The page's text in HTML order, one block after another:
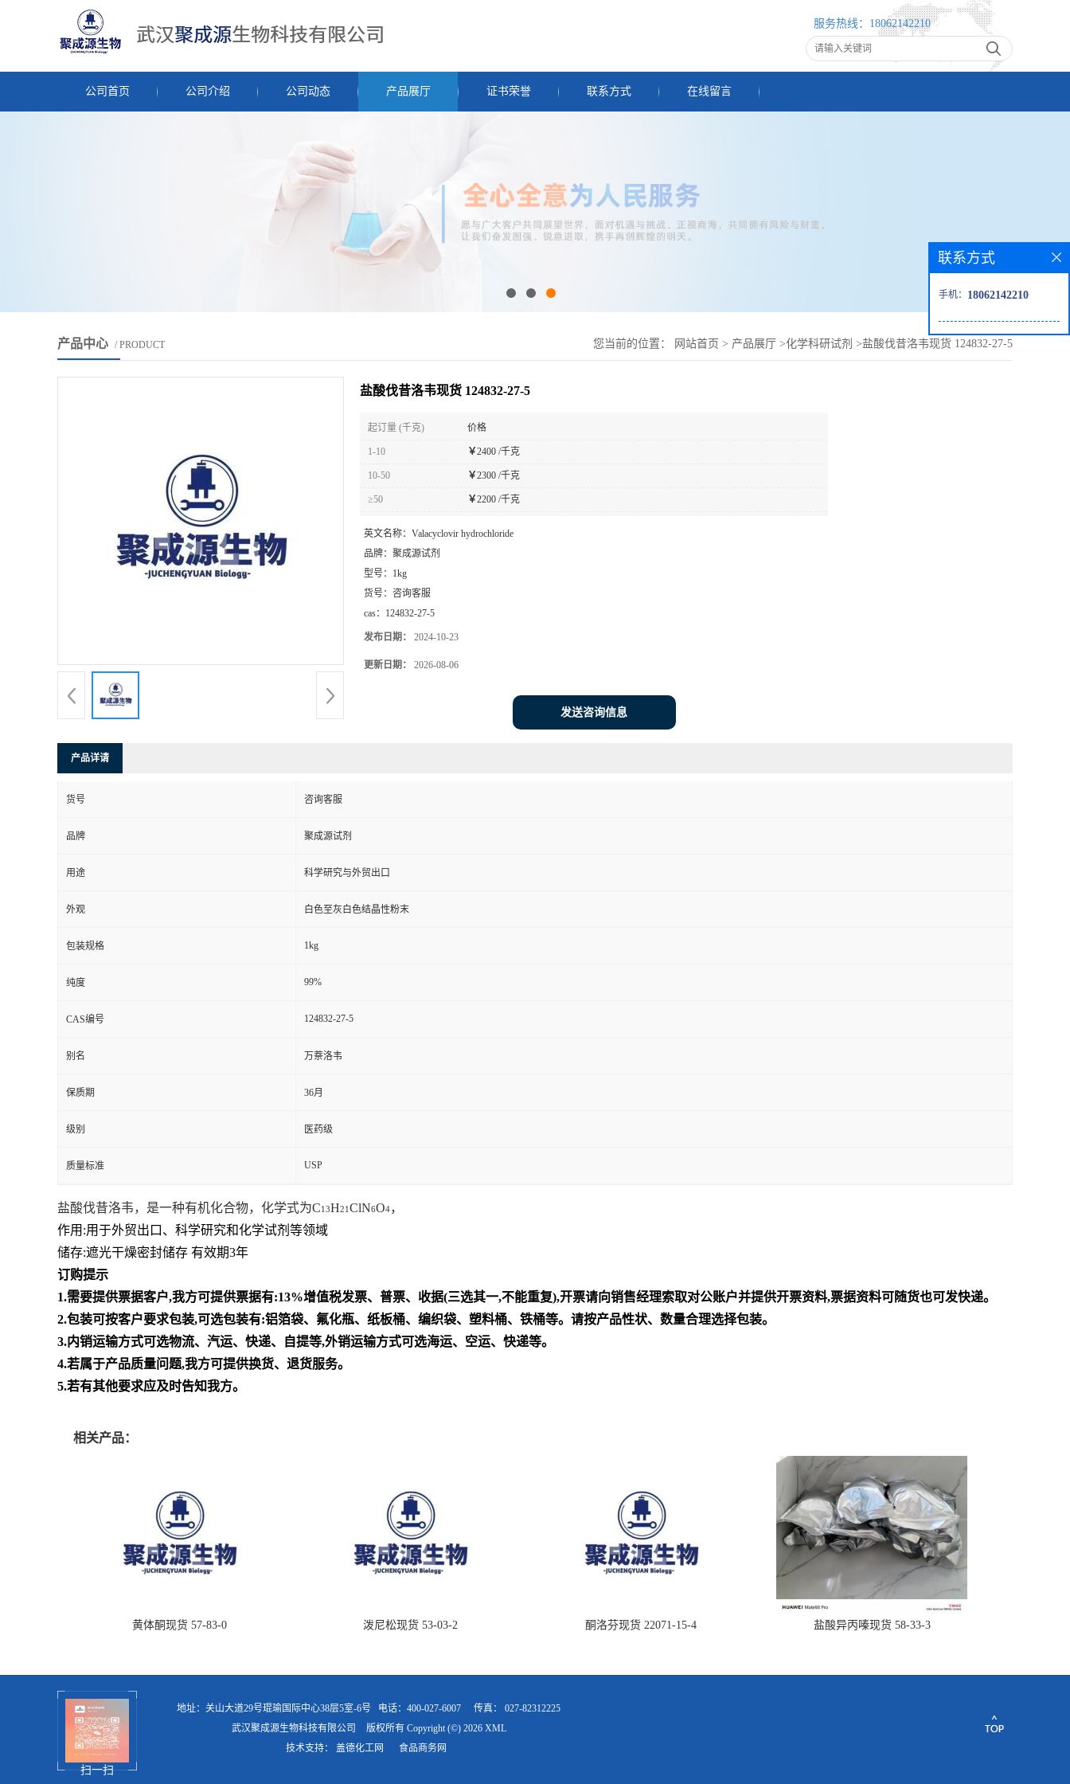
服务热线： 18062142210
公司首页 公司介绍 公司动态 产品展厅 证书荣誉 联系方式 在线留言
产品中心 / PRODUCT 您当前的位置： 网站首页 > 产品展厅 >化学科研试剂 >盐酸伐昔洛韦现货 124832-27-5
盐酸伐昔洛韦现货 124832-27-5
起订量 (千克) 价格
1-10 ￥2400 /千克
10-50 ￥2300 /千克
≥50 ￥2200 /千克
英文名称： Valacyclovir hydrochloride
品牌： 聚成源试剂
型号： 1kg
货号： 咨询客服
cas： 124832-27-5
发布日期： 2024-10-23
更新日期： 2026-08-06
发送咨询信息
产品详请
货号 咨询客服
品牌 聚成源试剂
用途 科学研究与外贸出口
外观 白色至灰白色结晶性粉末
包装规格 1kg
纯度 99%
CAS编号 124832-27-5
别名 万萘洛韦
保质期 36月
级别 医药级
质量标准 USP
盐酸伐昔洛韦，是一种有机化合物，化学式为C13H21 ClN6O4，
作用:用于外贸出口、科学研究和化学试剂等领域
储存:遮光干燥密封储存 有效期3年
订购提示
1.需要提供票据客户,我方可提供票据有:13%增值税发票、普票、收据(三选其一,不能重复),开票请向销售经理索取对公账户并提供开票资料,票据资料可随货也可发快递。
2.包装可按客户要求包装,可选包装有:铝箔袋、氟化瓶、纸板桶、编织袋、塑料桶、铁桶等。请按产品性状、数量合理选择包装。
3.内销运输方式可选物流、汽运、快递、自提等,外销运输方式可选海运、空运、快递等。
4.若属于产品质量问题,我方可提供换货、退货服务。
5.若有其他要求应及时告知我方。
相关产品：
黄体酮现货 57-83-0 泼尼松现货 53-03-2 酮洛芬现货 22071-15-4 盐酸异丙嗪现货 58-33-3
联系方式
手机： 18062142210
扫一扫
地址：关山大道29号琨瑜国际中心38层5室-6号 电话：400-027-6007 传真： 027-82312225
武汉聚成源生物科技有限公司
版权所有 Copyright (©) 2026 XML
技术支持： 盖德化工网 食品商务网